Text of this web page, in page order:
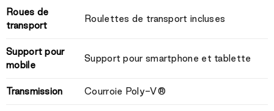
Roues de
transport
Roulettes de transport incluses
Support pour
mobile
Support pour smartphone et tablette
Transmission Courroie Poly-V®